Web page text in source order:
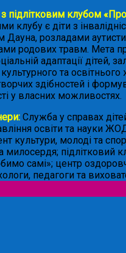
підлітковим клубом
клубу є діти з
розладами
родових травм. Мета
адаптації дітей,
та освітнього
здібностей і
у власних можливостях.
Служба у справах
освіти та науки
культури, молоді та
милосердя; підлітковий
самі»; центр
педагоги та